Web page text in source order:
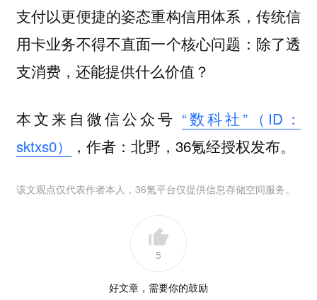
支付以更便捷的姿态重构信用体系，传统信
用卡业务不得不直面一个核心问题：除了透
支消费，还能提供什么价值？
本文来自微信公众号 “数科社”（ID：
sktxs0）
，作者：北野，36氪经授权发布。
该文观点仅代表作者本人，36氪平台仅提供信息存储空间服务。
5
好文章，需要你的鼓励